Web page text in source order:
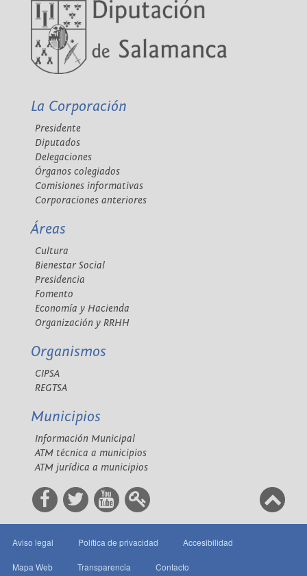
La Corporación
Presidente
Diputados
Delegaciones
Órganos colegiados
Comisiones informativas
Corporaciones anteriores
Áreas
Cultura
Bienestar Social
Presidencia
Fomento
Economía y Hacienda
Organización y RRHH
Organismos
CIPSA
REGTSA
Municipios
Información Municipal
ATM técnica a municipios
ATM jurídica a municipios
Aviso legal Política de privacidad Accesibilidad
Mapa Web Transparencia Contacto